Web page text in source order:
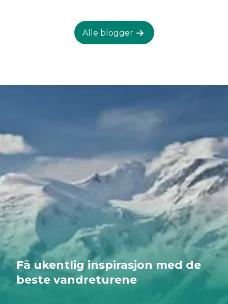
blogginnlegg. Vamos!
Alle blogger
Få ukentlig inspirasjon med de
beste vandreturene